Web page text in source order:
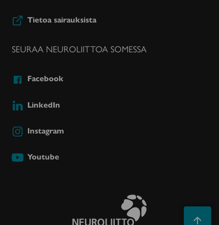
Tietoa sairauksista
SEURAA NEUROLIITTOA SOMESSA
Facebook
LinkedIn
Instagram
Youtube
Takaisin